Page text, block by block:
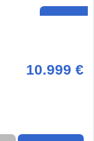
10.999 €